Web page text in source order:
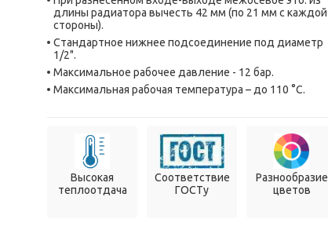
длины радиатора вычесть 42 мм (по 21 мм с каждой
стороны).
Стандартное нижнее подсоединение под диаметр
1/2".
Максимальное рабочее давление - 12 бар.
Максимальная рабочая температура – до 110 °С.
Высокая
теплоотдача
Соответствие
ГОСТу
Разнообразие
цветов